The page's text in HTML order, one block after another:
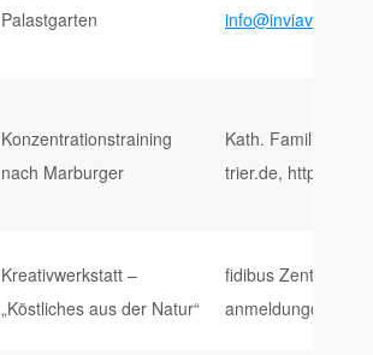
Palastgarten
info@inviavita.de
Konzentrationstraining
nach Marburger
Kath.
trier.de, https://
Kreativwerkstatt –
„Köstliches aus der Natur“
fidibus Zentrum